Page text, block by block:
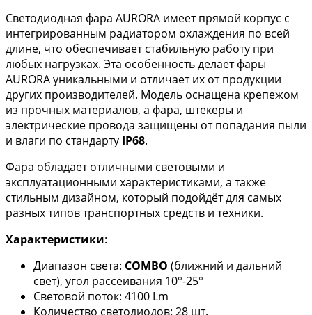
Светодиодная фара AURORA имеет прямой корпус с
интегрированным радиатором охлаждения по всей
длине, что обеспечивает стабильную работу при
любых нагрузках. Эта особенность делает фары
AURORA уникальными и отличает их от продукции
других производителей. Модель оснащена крепежом
из прочных материалов, а фара, штекеры и
электрические провода защищены от попадания пыли
и влаги по стандарту IP68.
Фара обладает отличными световыми и
эксплуатационными характеристиками, а также
стильным дизайном, который подойдёт для самых
разных типов транспортных средств и техники.
Характеристики:
Диапазон света: COMBO (ближний и дальний
свет), угол рассеивания 10°-25°
Световой поток: 4100 Lm
Количество светодиодов: 28 шт.